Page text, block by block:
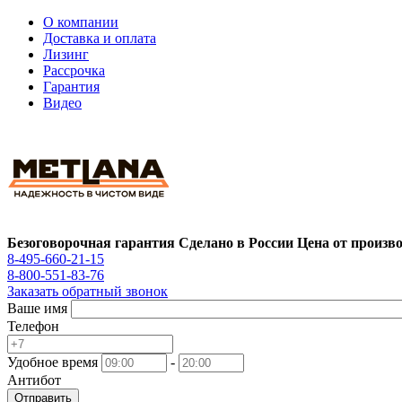
О компании
Доставка и оплата
Лизинг
Рассрочка
Гарантия
Видео
Безоговорочная гарантия Сделано в России Цена от
8-495-660-21-15
8-800-551-83-76
Заказать обратный звонок
Ваше имя
Телефон
Удобное время
-
Антибот
Отправить